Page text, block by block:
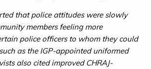
that police attitudes were slowly
members feeling more
police officers to whom they could
as the IGP-appointed uniformed
also cited improved CHRAJ-